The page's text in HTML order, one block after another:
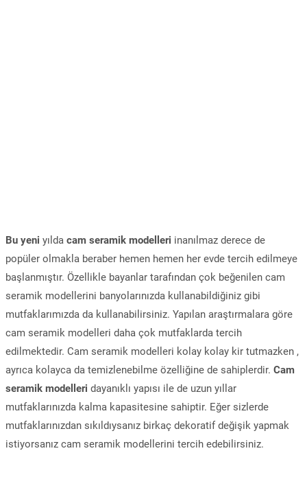
Bu yeni yılda cam seramik modelleri inanılmaz derece de
popüler olmakla beraber hemen hemen her evde tercih edilmeye
başlanmıştır. Özellikle bayanlar tarafından çok beğenilen cam
seramik modellerini banyolarınızda kullanabildiğiniz gibi
mutfaklarımızda da kullanabilirsiniz. Yapılan araştırmalara göre
cam seramik modelleri daha çok mutfaklarda tercih
edilmektedir. Cam seramik modelleri kolay kolay kir tutmazken ,
ayrıca kolayca da temizlenebilme özelliğine de sahiplerdir. Cam
seramik modelleri dayanıklı yapısı ile de uzun yıllar
mutfaklarınızda kalma kapasitesine sahiptir. Eğer sizlerde
mutfaklarınızdan sıkıldıysanız birkaç dekoratif değişik yapmak
istiyorsanız cam seramik modellerini tercih edebilirsiniz.